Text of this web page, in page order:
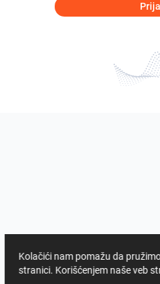
Kolačići nam pomažu da
stranici. Korišćenjem naše veb